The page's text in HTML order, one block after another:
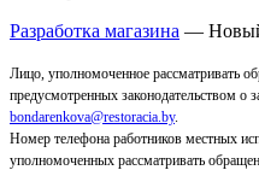
Разработка магазина —
Лицо, уполномоченное рассматривать
предусмотренных законодательством о
bondarenkova@restoracia.by.
Номер телефона работников местных
уполномоченных рассматривать